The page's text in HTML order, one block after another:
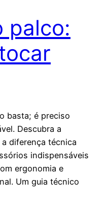
palco:
basta; é preciso
Descubra a
diferença técnica
indispensáveis
ergonomia e
Um guia técnico